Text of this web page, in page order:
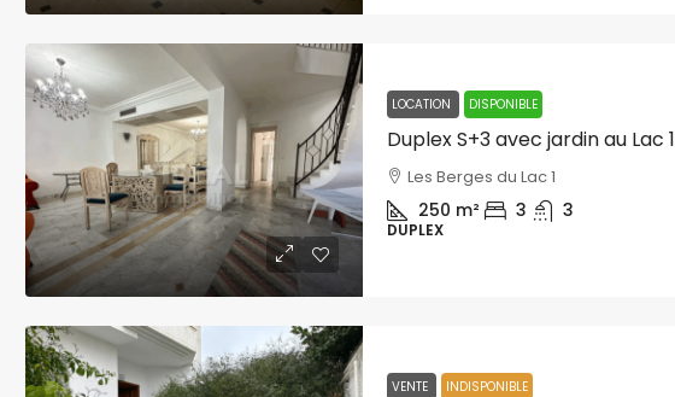
LOCATION DISPONIBLE
Duplex S+3 avec jardin au Lac 1
Les Berges du Lac 1
250 m² 3 3
DUPLEX
VENTE INDISPONIBLE